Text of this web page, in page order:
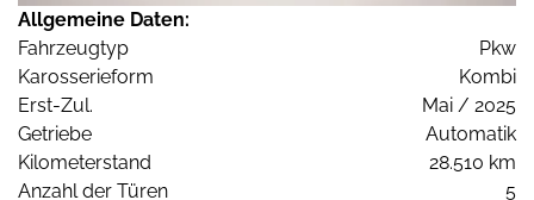
Allgemeine Daten:
Fahrzeugtyp
Pkw
Karosserieform
Kombi
Erst-Zul.
Mai / 2025
Getriebe
Automatik
Kilometerstand
28.510 km
Anzahl der Türen
5